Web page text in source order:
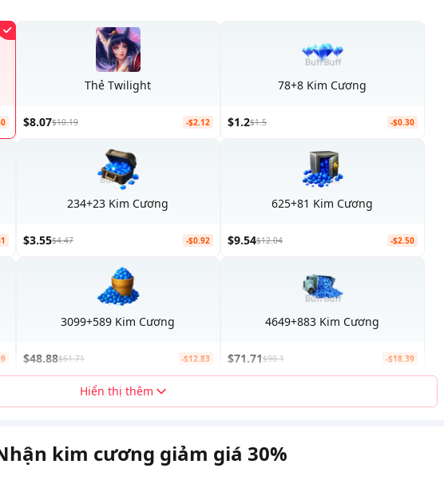
Thẻ Twilight
$8.07$10.19 -$2.12
78+8 Kim Cương
$1.2$1.5 -$0.30
234+23 Kim Cương
$3.55$4.47 -$0.92
625+81 Kim Cương
$9.54$12.04 -$2.50
3099+589 Kim Cương
$48.88$61.71 -$12.83
4649+883 Kim Cương
$71.71$90.1 -$18.39
Hiển thị thêm
kim cương giảm giá 30%